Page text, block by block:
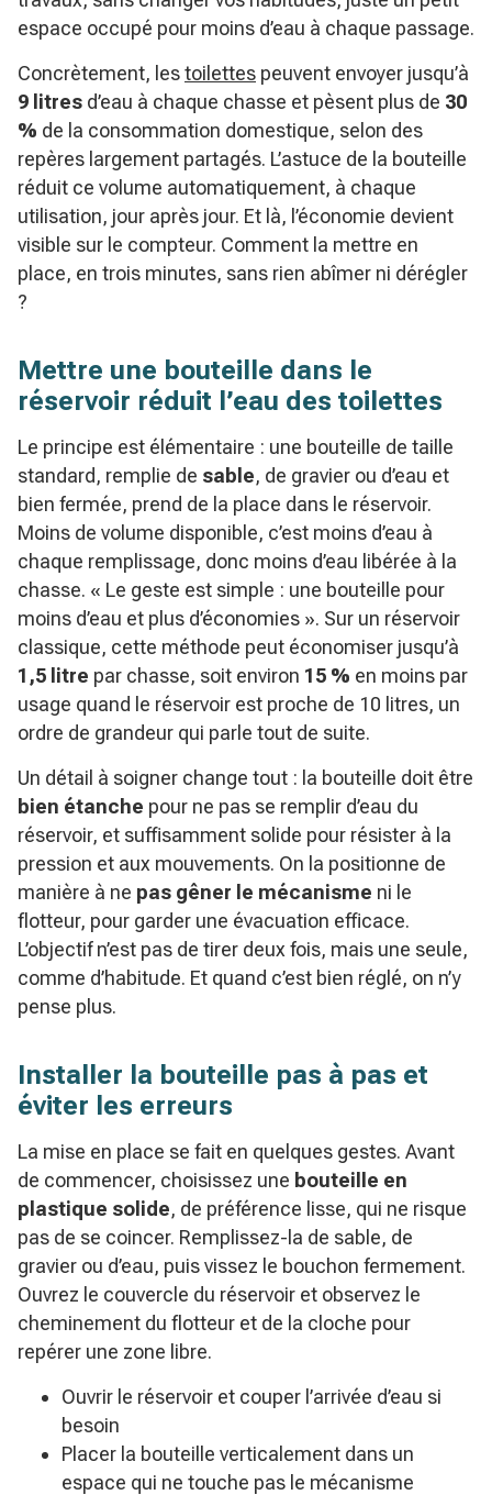
espace occupé pour moins d’eau à chaque passage.
Concrètement, lestoilettes peuvent envoyer jusqu’à
9 litres d’eau à chaque chasse et pèsent plus de 30
% de la consommation domestique, selon des
repères largement partagés. L’astuce de la bouteille
réduit ce volume automatiquement, à chaque
utilisation, jour après jour. Et là, l’économie devient
visible sur le compteur. Comment la mettre en
place, en trois minutes, sans rien abîmer ni dérégler
?
Mettre une bouteille dans le
réservoir réduit l’eau des toilettes
Le principe est élémentaire : une bouteille de taille
standard, remplie de sable, de gravier ou d’eau et
bien fermée, prend de la place dans le réservoir.
Moins de volume disponible, c’est moins d’eau à
chaque remplissage, donc moins d’eau libérée à la
chasse. « Le geste est simple : une bouteille pour
moins d’eau et plus d’économies ». Sur un réservoir
classique, cette méthode peut économiser jusqu’à
1,5 litre par chasse, soit environ 15 % en moins par
usage quand le réservoir est proche de 10 litres, un
ordre de grandeur qui parle tout de suite.
Un détail à soigner change tout : la bouteille doit être
bien étanche pour ne pas se remplir d’eau du
réservoir, et suffisamment solide pour résister à la
pression et aux mouvements. On la positionne de
manière à ne pas gêner le mécanisme ni le
flotteur, pour garder une évacuation efficace.
L’objectif n’est pas de tirer deux fois, mais une seule,
comme d’habitude. Et quand c’est bien réglé, on n’y
pense plus.
Installer la bouteille pas à pas et
éviter les erreurs
La mise en place se fait en quelques gestes. Avant
de commencer, choisissez une bouteille en
plastique solide, de préférence lisse, qui ne risque
pas de se coincer. Remplissez-la de sable, de
gravier ou d’eau, puis vissez le bouchon fermement.
Ouvrez le couvercle du réservoir et observez le
cheminement du flotteur et de la cloche pour
repérer une zone libre.
Ouvrir le réservoir et couper l’arrivée d’eau si
besoin
Placer la bouteille verticalement dans un
espace qui ne touche pas le mécanisme